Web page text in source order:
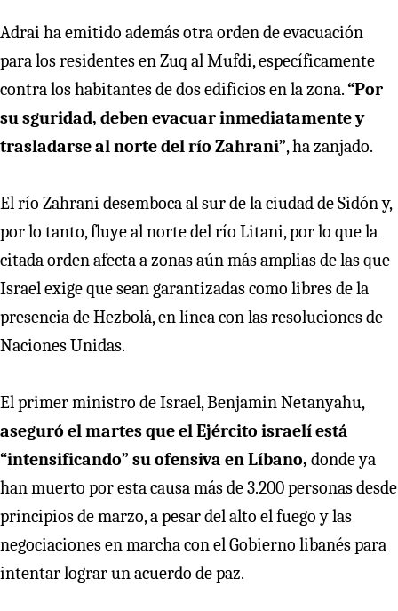
Adrai ha emitido además otra orden de evacuación
para los residentes en Zuq al Mufdi, específicamente
contra los habitantes de dos edificios en la zona.“Por
su sguridad, deben evacuar inmediatamente y
trasladarse al norte del río Zahrani”, ha zanjado.
El río Zahrani desemboca al sur de la ciudad de Sidón y,
por lo tanto, fluye al norte del río Litani, por lo que la
citada orden afecta a zonas aún más amplias de las que
Israel exige que sean garantizadas como libres de la
presencia de Hezbolá, en línea con las resoluciones de
Naciones Unidas.
El primer ministro de Israel, Benjamin Netanyahu,
aseguró el martes que el Ejército israelí está
“intensificando” su ofensiva en Líbano, donde ya
han muerto por esta causa más de 3.200 personas desde
principios de marzo, a pesar del alto el fuego y las
negociaciones en marcha con el Gobierno libanés para
intentar lograr un acuerdo de paz.